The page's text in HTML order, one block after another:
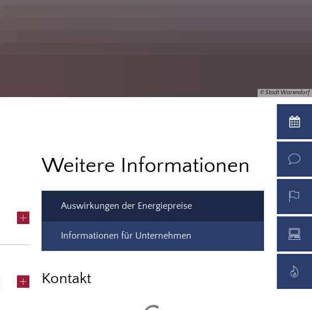
© Stadt Warendorf
Weitere Informationen
Auswirkungen der Energiepreise
Informationen für Unternehmen
Kontakt